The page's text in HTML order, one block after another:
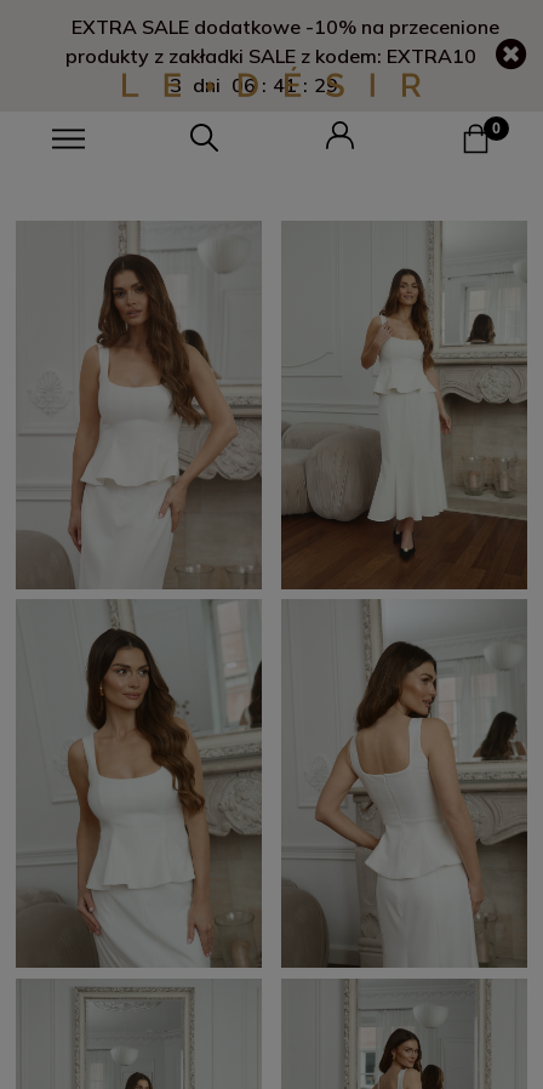
EXTRA SALE dodatkowe -10% na przecenione
produkty z zakładki SALE z kodem: EXTRA10
3 dni 06 : 41 : 28